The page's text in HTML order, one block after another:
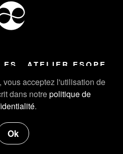
vous acceptez l'utilisation de
dans notrepolitique de
.
Ok
ATELIER ESOPE